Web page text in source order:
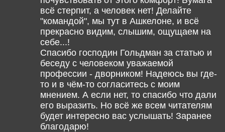
всё стерпит, а человек нет! Делайте
"командой", мы тут в Ашкелоне, и всё
прекрасно видим, слышим, ощущаем на
себе...!
Спасибо господин Гольдман за статью и
беседу с человеком уважаемой
профессии - дворником! Надеюсь вы где-
то и в чём-то согласитесь с моим
мнением. А если нет, то спасибо что дали
его выразить. Но всё же всем читателям
будет интересно вас услышать! Заранее
благодарю!